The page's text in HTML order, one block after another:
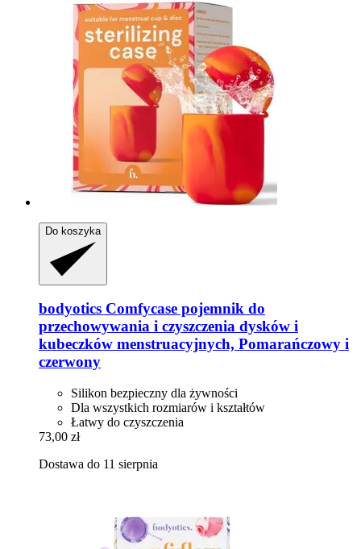
Do koszyka
bodyotics Comfycase pojemnik do
przechowywania i czyszczenia dysków i
kubeczków menstruacyjnych, Pomarańczowy i
czerwony
Silikon bezpieczny dla żywności
Dla wszystkich rozmiarów i kształtów
Łatwy do czyszczenia
73,00 zł
Dostawa do 11 sierpnia